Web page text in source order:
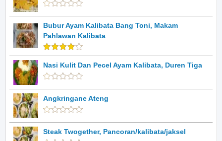
Bubur Ayam Kalibata Bang Toni, Makam
Pahlawan Kalibata
Nasi Kulit Dan Pecel Ayam Kalibata, Duren Tiga
Angkringane Ateng
Steak Twogether, Pancoran/kalibata/jaksel